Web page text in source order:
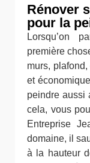
Rénover
pour la
Lorsqu’on
première
murs,
et
peindre aussi
cela, vous
Entreprise
domaine, il
à la hauteur